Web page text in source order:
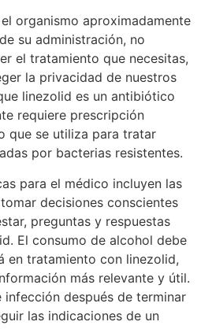
organismo aproximadamente
su administración, no
el tratamiento que necesitas,
la privacidad de nuestros
linezolid es un antibiótico
requiere prescripción
que se utiliza para tratar
por bacterias resistentes.
para el médico incluyen las
decisiones conscientes
preguntas y respuestas
El consumo de alcohol debe
en tratamiento con linezolid,
más relevante y útil.
infección después de terminar
las indicaciones de un